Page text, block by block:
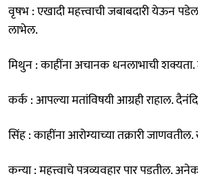
वृषभ : एखादी महत्त्वाची जबाबदारी येऊन
लाभेल.
मिथुन : काहींना अचानक धनलाभाची
कर्क : आपल्या मतांविषयी आग्रही राहाल.
सिंह : काहींना आरोग्याच्या तक्रारी
कन्या : महत्त्वाचे पत्रव्यवहार पार पडतील.